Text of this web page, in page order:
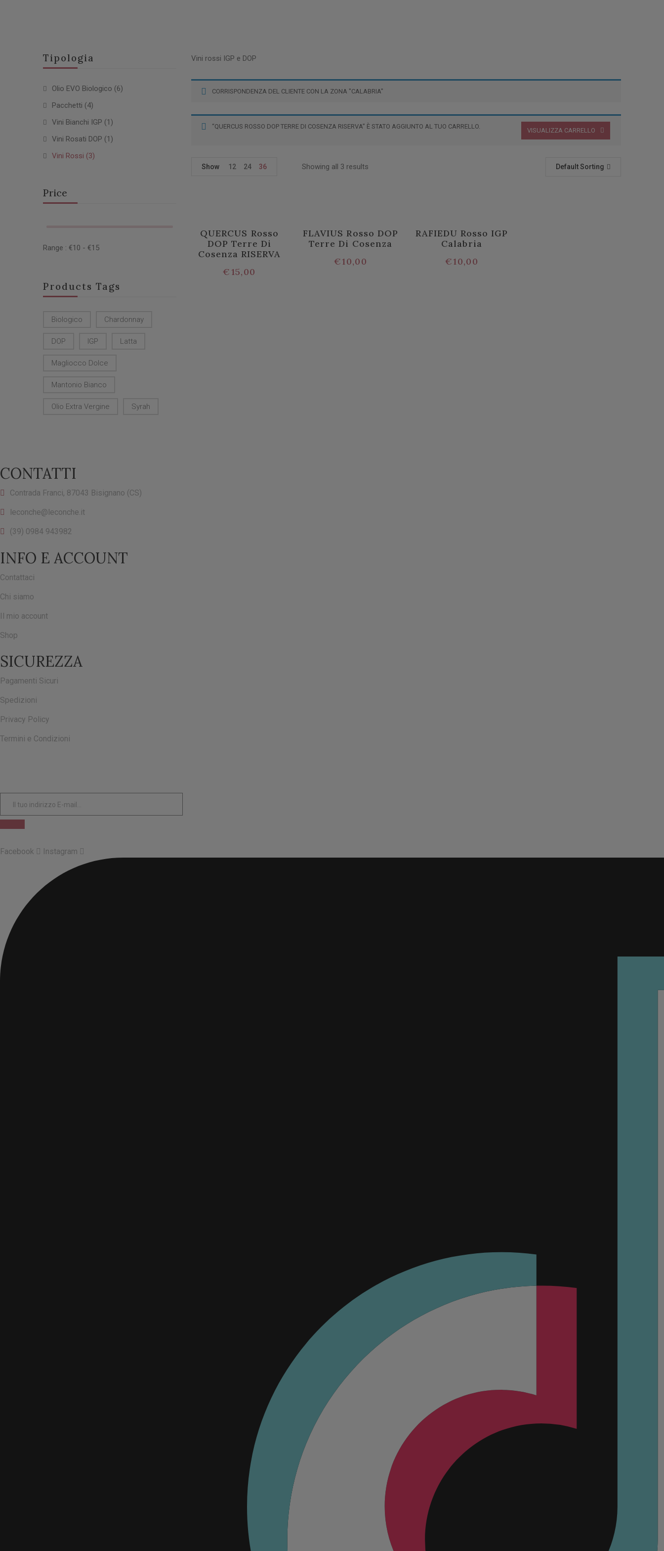
Tipologia
Olio EVO Biologico (6)
Pacchetti (4)
Vini Bianchi IGP (1)
Vini Rosati DOP (1)
Vini Rossi (3)
Price
Range : €10 - €15
Products Tags
Biologico Chardonnay
DOP IGP Latta
Magliocco Dolce
Mantonio Bianco
Olio Extra Vergine Syrah
Vini rossi IGP e DOP
CORRISPONDENZA DEL CLIENTE CON LA ZONA "CALABRIA"
VISUALIZZA CARRELLO
“QUERCUS ROSSO DOP TERRE DI COSENZA RISERVA” È STATO AGGIUNTO AL TUO CARRELLO.
Showing all 3 results Default Sorting
Show 12 24 36
QUERCUS Rosso
DOP Terre Di
Cosenza RISERVA
€ 15,00
FLAVIUS Rosso DOP
Terre Di Cosenza
€10,00
RAFIEDU Rosso IGP
Calabria
€10,00
CONTATTI
Contrada Franci, 87043 Bisignano (CS)
leconche@leconche.it
(39) 0984 943982
INFO E ACCOUNT
Contattaci
Chi siamo
Il mio account
Shop
SICUREZZA
Pagamenti Sicuri
Spedizioni
Privacy Policy
Termini e Condizioni
Facebook Instagram